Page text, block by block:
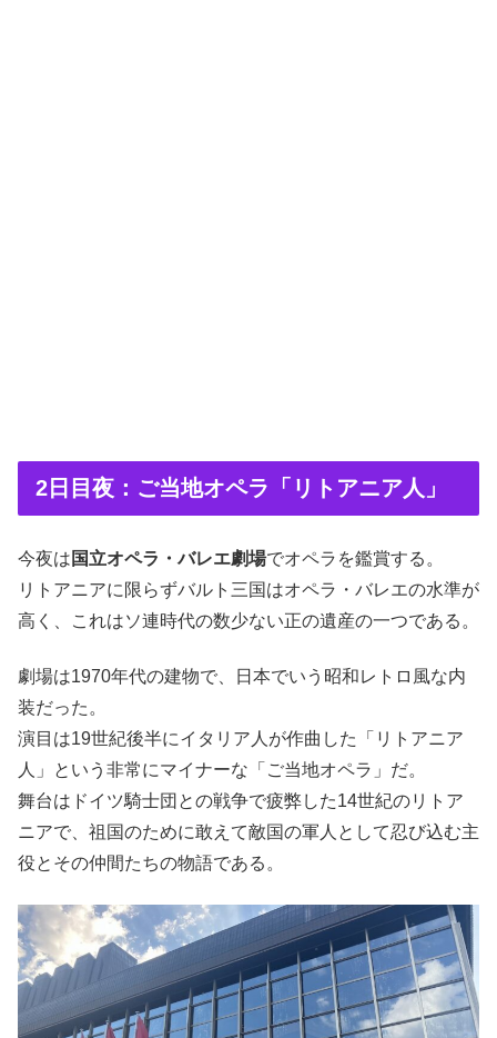
2日目夜：ご当地オペラ「リトアニア人」
今夜は 国立オペラ・バレエ劇場でオペラを鑑賞する。
リトアニアに限らずバルト三国はオペラ・バレエの水準が
高く、これはソ連時代の数少ない正の遺産の一つである。
劇場は1970年代の建物で、日本でいう昭和レトロ風な内
装だった。
演目は19世紀後半にイタリア人が作曲した「リトアニア
人」という非常にマイナーな「ご当地オペラ」だ。
舞台はドイツ騎士団との戦争で疲弊した14世紀のリトア
ニアで、祖国のために敢えて敵国の軍人として忍び込む主
役とその仲間たちの物語である。